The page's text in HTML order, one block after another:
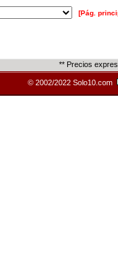
[Pág.
** Precios
© 2002/2022 Solo10.com